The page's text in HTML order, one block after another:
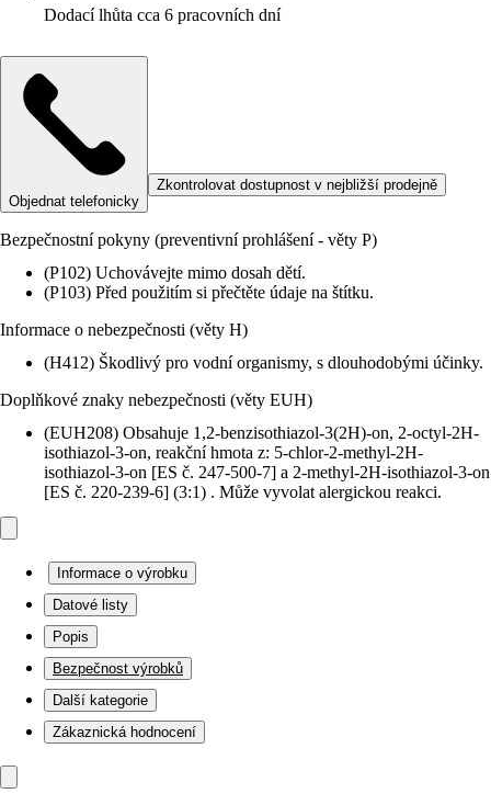
Dodací lhůta cca 6 pracovních dní
Objednat telefonicky
Zkontrolovat dostupnost v nejbližší prodejně
Bezpečnostní pokyny (preventivní prohlášení - věty P)
(P102) Uchovávejte mimo dosah dětí.
(P103) Před použitím si přečtěte údaje na štítku.
Informace o nebezpečnosti (věty H)
(H412) Škodlivý pro vodní organismy, s dlouhodobými účinky.
Doplňkové znaky nebezpečnosti (věty EUH)
(EUH208) Obsahuje 1,2-benzisothiazol-3(2H)-on, 2-octyl-2H-
isothiazol-3-on, reakční hmota z: 5-chlor-2-methyl-2H-
isothiazol-3-on [ES č. 247-500-7] a 2-methyl-2H-isothiazol-3-on
[ES č. 220-239-6] (3:1) . Může vyvolat alergickou reakci.
Informace o výrobku
Datové listy
Popis
Bezpečnost výrobků
Další kategorie
Zákaznická hodnocení